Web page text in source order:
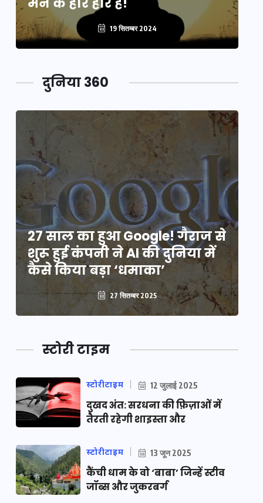
19 सितम्बर 2024
दुनिया 360
27 साल का हुआ Google! गैराज से
शुरू हुई कंपनी ने AI की दुनिया में
कैसे किया बड़ा ‘धमाका’
27 सितम्बर 2025
स्टोरी टाइम
स्टोरीटाइम 12 जुलाई 2025
दुखद अंत: सरधना की फ़िज़ाओं में
तैरती रहेगी शाइस्ता और
स्टोरीटाइम 13 जून 2025
कैंची धाम के वो ‘बाबा’ जिन्हें स्टीव
जॉब्स और जुकरबर्ग